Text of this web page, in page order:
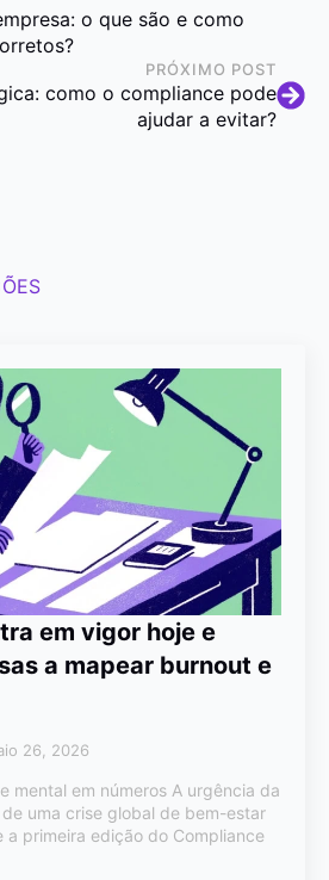
o que são e como
PRÓXIMO POST
como o compliance pode
ajudar a evitar?
em vigor hoje e
a mapear burnout e
26, 2026
mental em números A urgência da
uma crise global de bem-estar
a primeira edição do Compliance